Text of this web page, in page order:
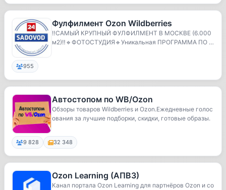
Фулфилмент Ozon Wildberries
‼️САМЫЙ КРУПНЫЙ ФУЛФИЛМЕНТ В МОСКВЕ (6.000
м2)‼️🔹️ФОТОСТУДИЯ🔹️Уникальная ПРОГРАММА ПО В
955
Автостопом по WB/Ozon
Обзоры товаров Wildberries и Ozon.Ежедневные голос
ования за лучшие подборки, скидки, готовые образы.
9 828 32 348
Ozon Learning (АПВЗ)
Канал портала Ozon Learning для партнёров Ozon и со